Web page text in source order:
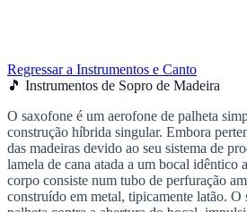
Regressar a Instrumentos e Canto
🎵 Instrumentos de Sopro de Madeira
O saxofone é um aerofone de palheta
construção híbrida singular. Embora
das madeiras devido ao seu sistema de
lamela de cana atada a um bocal idêntico
corpo consiste num tubo de perfuração
construído em metal, tipicamente latão. O